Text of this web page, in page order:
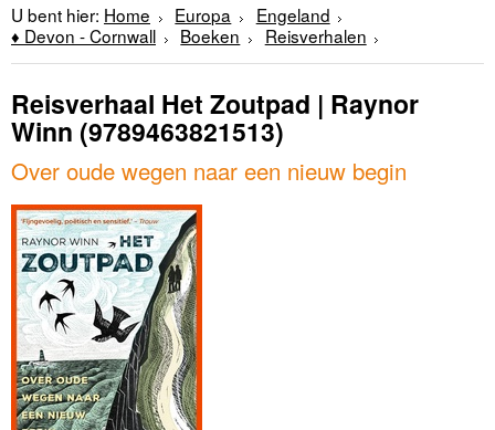
U bent hier: Home Europa
Engeland
♦ Devon - Cornwall
Boeken Reisverhalen
Reisverhaal Het Zoutpad | Raynor
Winn (9789463821513)
Over oude wegen naar een nieuw begin